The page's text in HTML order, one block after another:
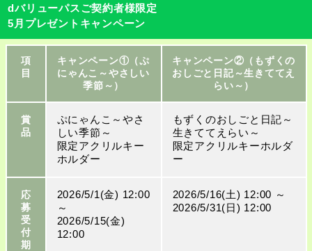
dバリューパスご契約者様限定
5月プレゼントキャンペーン
項
目
キャンペーン①（ぷ
にゃんこ～やさしい
季節～）
キャンペーン②（もずくの
おしごと日記～生きててえ
らい～）
賞
品
ぷにゃんこ～やさ
しい季節～
限定アクリルキー
ホルダー
もずくのおしごと日記～
生きててえらい～
限定アクリルキーホルダ
ー
応
募
受
付
期
2026/5/1(金) 12:00
～
2026/5/15(金)
12:00
2026/5/16(土) 12:00 ～
2026/5/31(日) 12:00